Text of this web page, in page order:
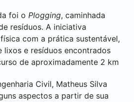
foi o Plogging, caminhada
resíduos. A iniciativa
com a prática sustentável,
lixos e resíduos encontrados
de aproximadamente 2 km
Civil, Matheus Silva
aspectos a partir de sua